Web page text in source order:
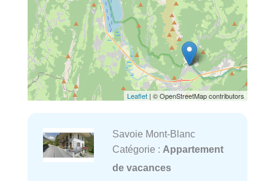
Leaflet | © OpenStreetMap contributors
Savoie Mont-Blanc
Catégorie : Appartement
de vacances